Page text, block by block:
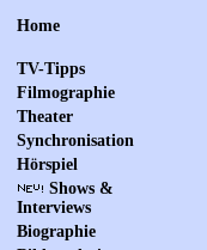
Home
TV-Tipps
Filmographie
Theater
Synchronisation
Hörspiel
Shows &
Interviews
Biographie